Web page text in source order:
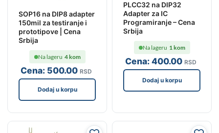
SOP16 na DIP8 adapter
150mil za testiranje i
prototipove | Cena
Srbija
Cena: 500.00 RSD
Na lageru 4 kom
Dodaj u korpu
PLCC32 na DIP32
Adapter za IC
Programiranje – Cena
Srbija
Cena:400.00 RSD
Na lageru 1 kom
Dodaj u korpu